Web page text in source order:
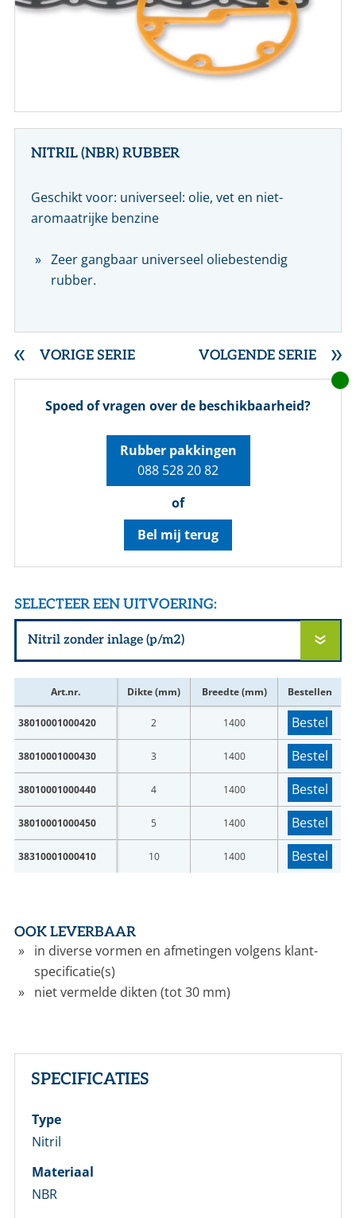
NITRIL (NBR) RUBBER
Geschikt voor: universeel: olie, vet en niet-
aromaatrijke benzine
Zeer gangbaar universeel oliebestendig
rubber.
VORIGE SERIE VOLGENDE SERIE
Spoed of vragen over de beschikbaarheid?
Rubber pakkingen
088 528 20 82
of
Bel mij terug
SELECTEER EEN UITVOERING:
Art.nr. Dikte (mm) Breedte (mm) Bestellen
38010001000420 2 1400 Bestel
38010001000430 3 1400 Bestel
38010001000440 4 1400 Bestel
38010001000450 5 1400 Bestel
38310001000410 10 1400 Bestel
OOK LEVERBAAR
in diverse vormen en afmetingen volgens klant-
specificatie(s)
niet vermelde dikten (tot 30 mm)
SPECIFICATIES
Type
Nitril
Materiaal
NBR